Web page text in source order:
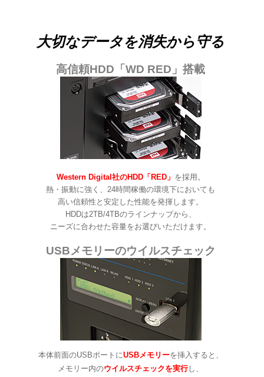
大切なデータを消失から守る
高信頼HDD「WD RED」搭載
Western Digital社のHDD「RED」 を採用。
熱・振動に強く、24時間稼働の環境下においても
高い信頼性と安定した性能を発揮します。
HDDは2TB/4TBのラインナップから、
ニーズに合わせた容量をお選びいただけます。
USBメモリーのウイルスチェック
本体前面のUSBポートにUSBメモリーを挿入すると、
メモリー内のウイルスチェックを実行し、